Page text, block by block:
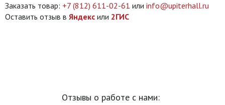
Заказать товар: +7 (812) 611-02-61 или info@upiterhall.ru
Оставить отзыв в Яндекс или 2ГИС
Отзывы о работе с нами: